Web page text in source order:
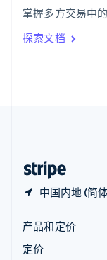
掌握多方交易中
探索文档
中国内地 (简
ItalianoEnglish
印度
English
产品和定价
定价